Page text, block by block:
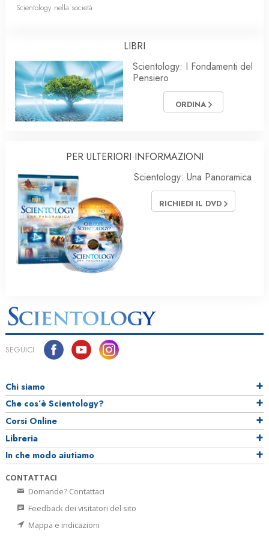
Scientology nella società
LIBRI
Scientology: I Fondamenti del
Pensiero
ORDINA
PER ULTERIORI INFORMAZIONI
Scientology: Una Panoramica
RICHIEDI IL DVD
SEGUICI
Chi siamo
Che cos’è Scientology?
Corsi Online
Libreria
In che modo aiutiamo
CONTATTACI
Domande? Contattaci
Feedback dei visitatori del sito
Mappa e indicazioni